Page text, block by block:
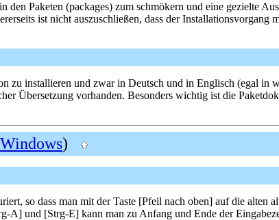
Paketen (packages) zum schmökern und eine gezielte
ist nicht auszuschließen, dass der
zu installieren und zwar in Deutsch und in Englisch (egal in
Übersetzung vorhanden. Besonders wichtig ist die
Windows)
so dass man mit der Taste [Pfeil nach oben] auf die
A] und [Strg-E] kann man zu Anfang und Ende der